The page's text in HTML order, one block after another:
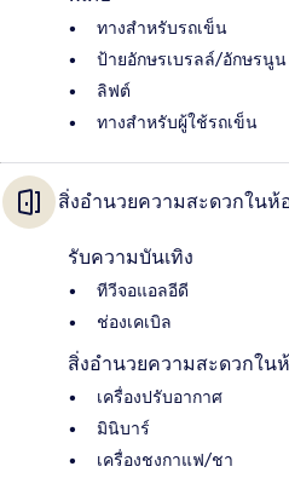
ทางสำหรับรถเข็น
ป้ายอักษรเบรลล์/อักษรนูน
ลิฟต์
ทางสำหรับผู้ใช้รถเข็น
สิ่งอำนวยความสะดวกในห้
รับความบันเทิง
ทีวีจอแอลอีดี
ช่องเคเบิล
สิ่งอำนวยความสะดวกใน
เครื่องปรับอากาศ
มินิบาร์
เครื่องชงกาแฟ/ชา